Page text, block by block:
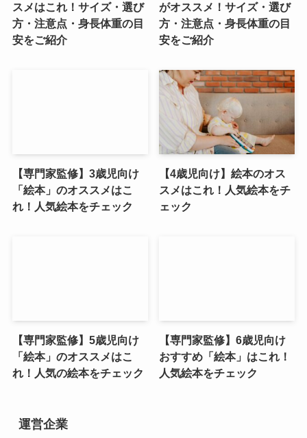
スメはこれ！サイズ・選び
方・注意点・身長体重の目
安をご紹介
がオススメ！サイズ・選び
方・注意点・身長体重の目
安をご紹介
【専門家監修】3歳児向け
「絵本」のオススメはこ
れ！人気絵本をチェック
【4歳児向け】絵本のオス
スメはこれ！人気絵本をチ
ェック
【専門家監修】5歳児向け
「絵本」のオススメはこ
れ！人気の絵本をチェック
【専門家監修】6歳児向け
おすすめ「絵本」はこれ！
人気絵本をチェック
運営企業